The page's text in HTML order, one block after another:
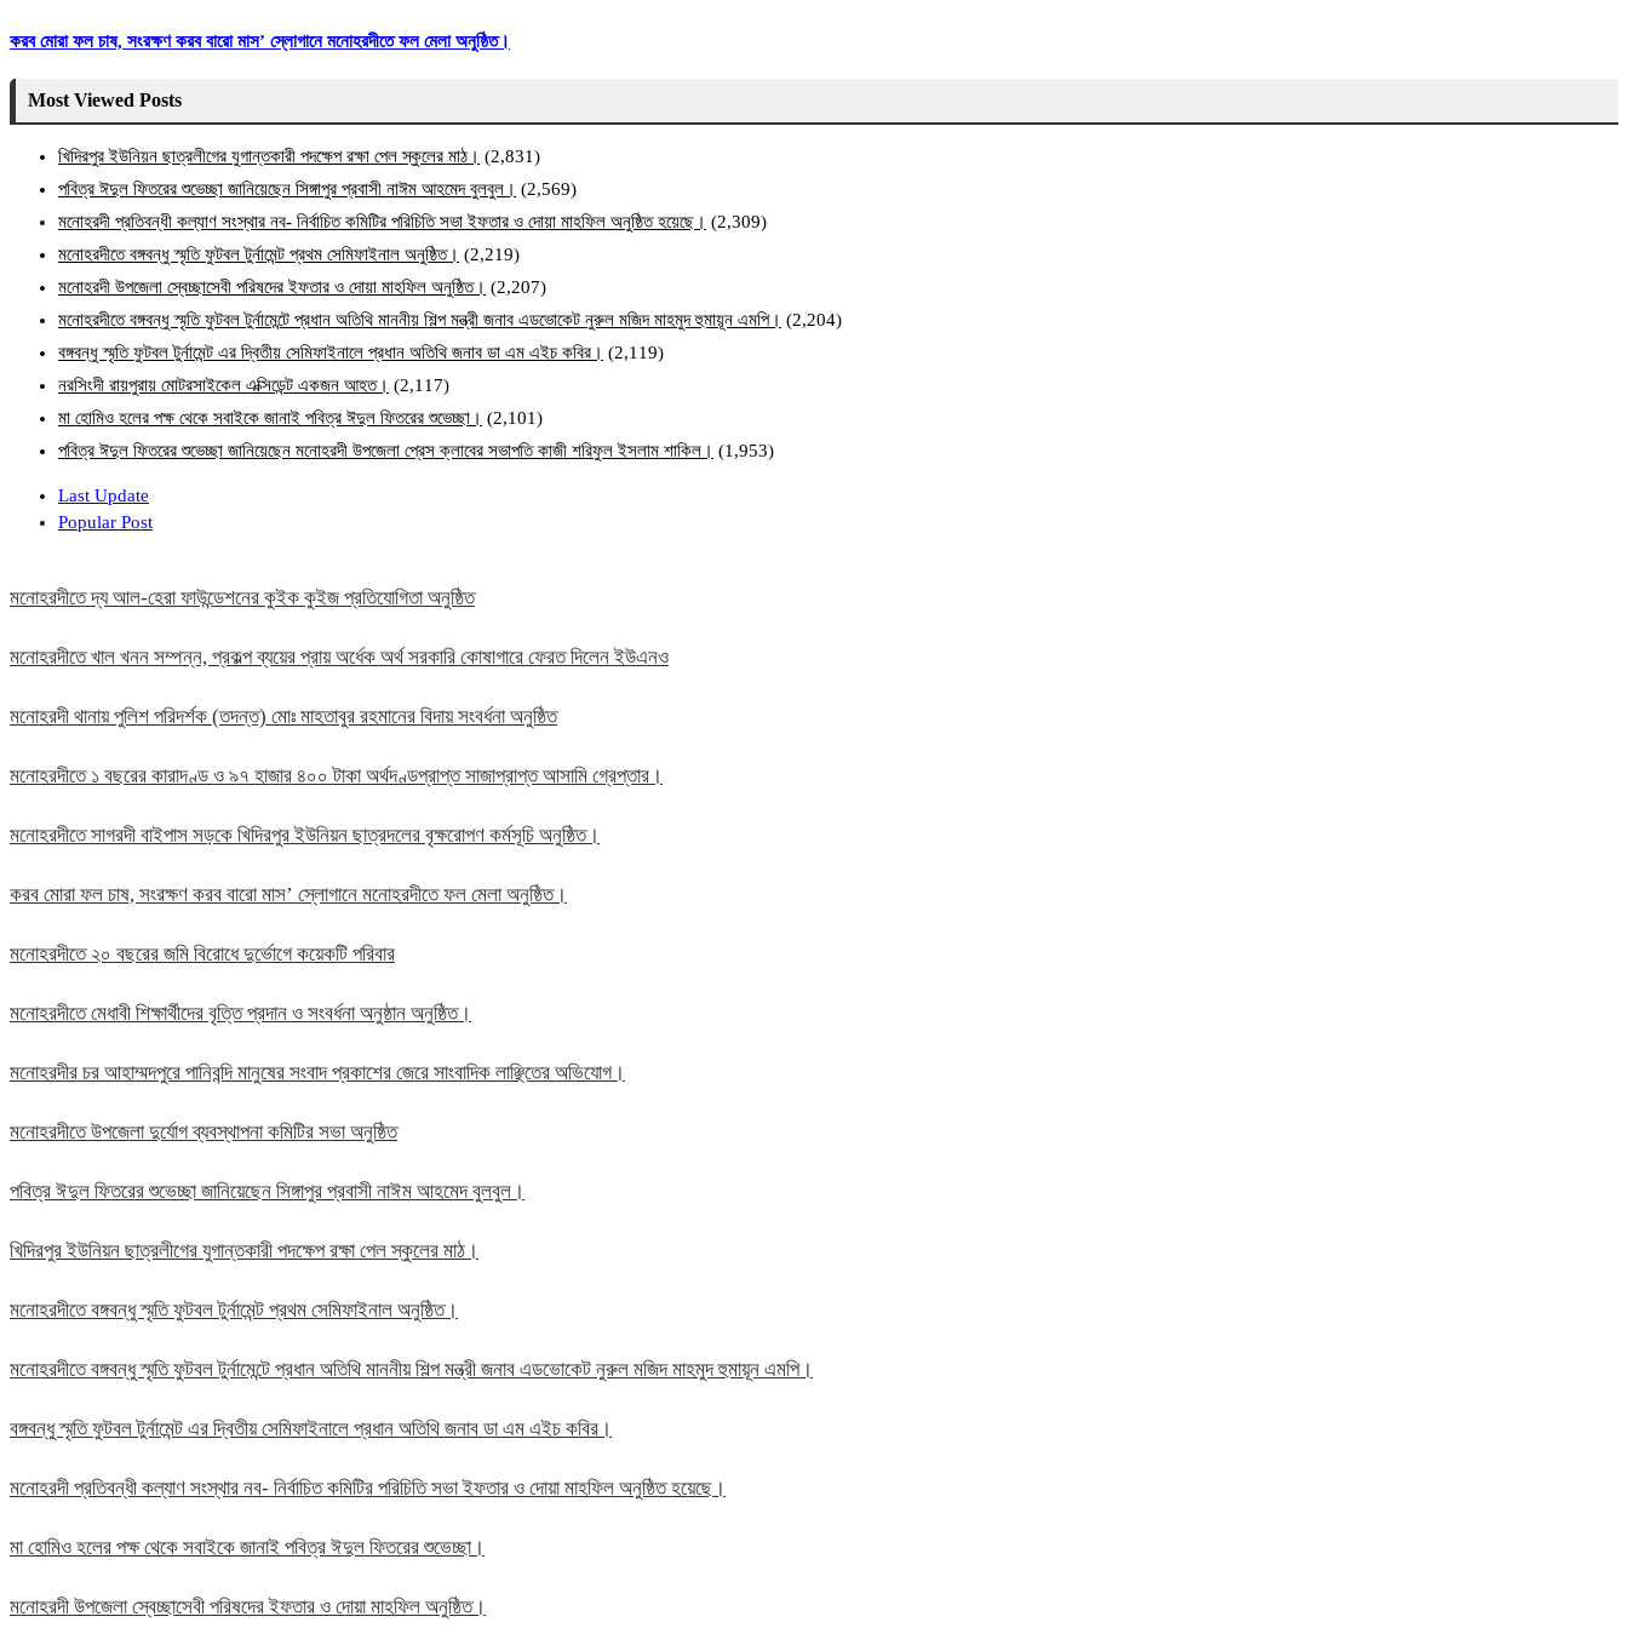
করব মোরা ফল চাষ, সংরক্ষণ করব বারো মাস’ স্লোগানে মনোহরদীতে ফল মেলা অনুষ্ঠিত।
Most Viewed Posts
খিদিরপুর ইউনিয়ন ছাত্রলীগের যুগান্তকারী পদক্ষেপ রক্ষা পেল স্কুলের মাঠ। (2,831)
পবিত্র ঈদুল ফিতরের শুভেচ্ছা জানিয়েছেন সিঙ্গাপুর প্রবাসী নাঈম আহমেদ বুলবুল। (2,569)
মনোহরদী প্রতিবন্ধী কল্যাণ সংস্থার নব- নির্বাচিত কমিটির পরিচিতি সভা ইফতার ও দোয়া মাহফিল অনুষ্ঠিত হয়েছে। (2,309)
মনোহরদীতে বঙ্গবন্ধু স্মৃতি ফুটবল টুর্নামেন্ট প্রথম সেমিফাইনাল অনুষ্ঠিত। (2,219)
মনোহরদী উপজেলা স্বেচ্ছাসেবী পরিষদের ইফতার ও দোয়া মাহফিল অনুষ্ঠিত। (2,207)
মনোহরদীতে বঙ্গবন্ধু স্মৃতি ফুটবল টুর্নামেন্টে প্রধান অতিথি মাননীয় শিল্প মন্ত্রী জনাব এডভোকেট নুরুল মজিদ মাহমুদ হুমায়ূন এমপি। (2,204)
বঙ্গবন্ধু স্মৃতি ফুটবল টুর্নামেন্ট এর দ্বিতীয় সেমিফাইনালে প্রধান অতিথি জনাব ডা এম এইচ কবির। (2,119)
নরসিংদী রায়পুরায় মোটরসাইকেল এক্সিডেন্ট একজন আহত। (2,117)
মা হোমিও হলের পক্ষ থেকে সবাইকে জানাই পবিত্র ঈদুল ফিতরের শুভেচ্ছা। (2,101)
পবিত্র ঈদুল ফিতরের শুভেচ্ছা জানিয়েছেন মনোহরদী উপজেলা প্রেস ক্লাবের সভাপতি কাজী শরিফুল ইসলাম শাকিল। (1,953)
Last Update
Popular Post
মনোহরদীতে দ্য আল-হেরা ফাউন্ডেশনের কুইক কুইজ প্রতিযোগিতা অনুষ্ঠিত
মনোহরদীতে খাল খনন সম্পন্ন, প্রকল্প ব্যয়ের প্রায় অর্ধেক অর্থ সরকারি কোষাগারে ফেরত দিলেন ইউএনও
মনোহরদী থানায় পুলিশ পরিদর্শক (তদন্ত) মোঃ মাহতাবুর রহমানের বিদায় সংবর্ধনা অনুষ্ঠিত
মনোহরদীতে ১ বছরের কারাদণ্ড ও ৯৭ হাজার ৪০০ টাকা অর্থদণ্ডপ্রাপ্ত সাজাপ্রাপ্ত আসামি গ্রেপ্তার।
মনোহরদীতে সাগরদী বাইপাস সড়কে খিদিরপুর ইউনিয়ন ছাত্রদলের বৃক্ষরোপণ কর্মসূচি অনুষ্ঠিত।
করব মোরা ফল চাষ, সংরক্ষণ করব বারো মাস’ স্লোগানে মনোহরদীতে ফল মেলা অনুষ্ঠিত।
মনোহরদীতে ২০ বছরের জমি বিরোধে দুর্ভোগে কয়েকটি পরিবার
মনোহরদীতে মেধাবী শিক্ষার্থীদের বৃত্তি প্রদান ও সংবর্ধনা অনুষ্ঠান অনুষ্ঠিত।
মনোহরদীর চর আহাম্মদপুরে পানিবন্দি মানুষের সংবাদ প্রকাশের জেরে সাংবাদিক লাঞ্ছিতের অভিযোগ।
মনোহরদীতে উপজেলা দুর্যোগ ব্যবস্থাপনা কমিটির সভা অনুষ্ঠিত
পবিত্র ঈদুল ফিতরের শুভেচ্ছা জানিয়েছেন সিঙ্গাপুর প্রবাসী নাঈম আহমেদ বুলবুল।
খিদিরপুর ইউনিয়ন ছাত্রলীগের যুগান্তকারী পদক্ষেপ রক্ষা পেল স্কুলের মাঠ।
মনোহরদীতে বঙ্গবন্ধু স্মৃতি ফুটবল টুর্নামেন্ট প্রথম সেমিফাইনাল অনুষ্ঠিত।
মনোহরদীতে বঙ্গবন্ধু স্মৃতি ফুটবল টুর্নামেন্টে প্রধান অতিথি মাননীয় শিল্প মন্ত্রী জনাব এডভোকেট নুরুল মজিদ মাহমুদ হুমায়ূন এমপি।
বঙ্গবন্ধু স্মৃতি ফুটবল টুর্নামেন্ট এর দ্বিতীয় সেমিফাইনালে প্রধান অতিথি জনাব ডা এম এইচ কবির।
মনোহরদী প্রতিবন্ধী কল্যাণ সংস্থার নব- নির্বাচিত কমিটির পরিচিতি সভা ইফতার ও দোয়া মাহফিল অনুষ্ঠিত হয়েছে।
মা হোমিও হলের পক্ষ থেকে সবাইকে জানাই পবিত্র ঈদুল ফিতরের শুভেচ্ছা।
মনোহরদী উপজেলা স্বেচ্ছাসেবী পরিষদের ইফতার ও দোয়া মাহফিল অনুষ্ঠিত।